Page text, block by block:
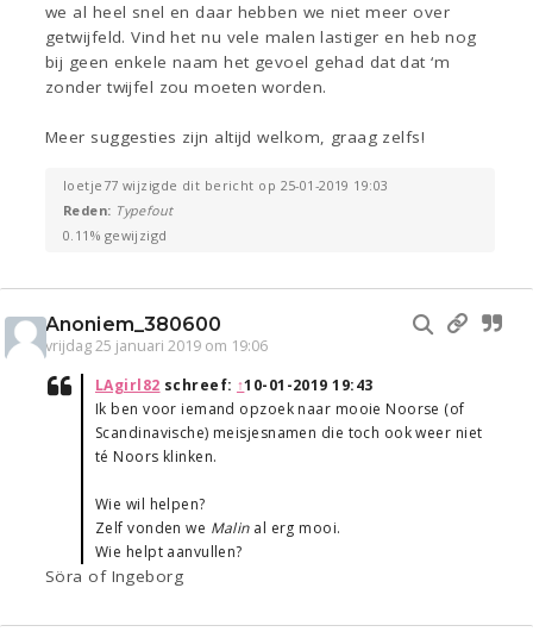
we al heel snel en daar hebben we niet meer over
getwijfeld. Vind het nu vele malen lastiger en heb nog
bij geen enkele naam het gevoel gehad dat dat ‘m
zonder twijfel zou moeten worden.
Meer suggesties zijn altijd welkom, graag zelfs!
loetje77 wijzigde dit bericht op 25-01-2019 19:03
Reden: Typefout
0.11% gewijzigd
Anoniem_380600
vrijdag 25 januari 2019 om 19:06
LAgirl82 schreef: ↑10-01-2019 19:43
Ik ben voor iemand opzoek naar mooie Noorse (of
Scandinavische) meisjesnamen die toch ook weer niet
té Noors klinken.
Wie wil helpen?
Zelf vonden we Malinal erg mooi.
Wie helpt aanvullen?
Söra of Ingeborg